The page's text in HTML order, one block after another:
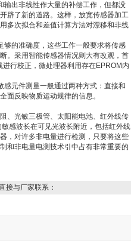
出非线性作大量的补偿工作，但都没
辟了新的道路。这样，放宽传感器加工
多次拟合和差值计算方法对漂移和非线
的准确度，这些工作一般要求将传感
。采用智能传感器情况则大有改观，首
行校正，微处理器利用存在EPROM内
元件测量一般通过两种方式：直接和
面反映物质运动规律的信息。
、光敏三极管、太阳能电池、红外线传
感波长在可见光波长附近，包括红外线
，对许多非电量进行检测，只要将这些
和非电量电测技术引中占有非常重要的
接与厂家联系：